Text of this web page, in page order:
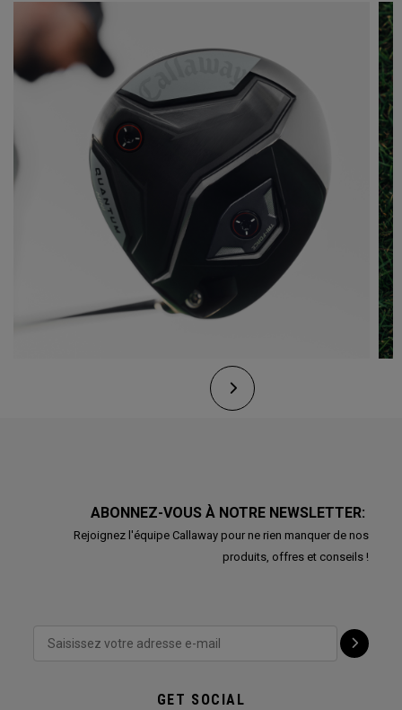
ABONNEZ-VOUS À NOTRE NEWSLETTER:
Rejoignez l'équipe Callaway pour ne rien manquer de nos
produits, offres et conseils !
GET SOCIAL